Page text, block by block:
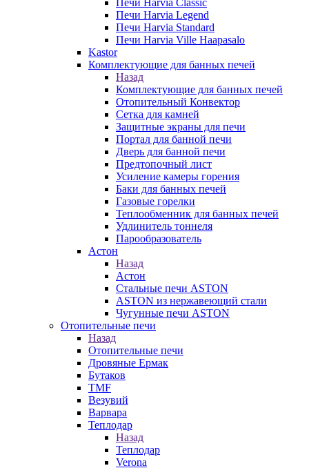
Печи Harvia Classic
Печи Harvia Legend
Печи Harvia Standard
Печи Harvia Ville Haapasalo
Kastor
Комплектующие для банных печей
Назад
Комплектующие для банных печей
Отопительный Конвектор
Сетка для камней
Защитные экраны для печи
Портал для банной печи
Дверь для банной печи
Предтопочный лист
Усиление камеры горения
Баки для банных печей
Газовые горелки
Теплообменник для банных печей
Удлинитель тоннеля
Парообразователь
Астон
Назад
Астон
Стальные печи ASTON
ASTON из нержавеющий стали
Чугунные печи ASTON
Отопительные печи
Назад
Отопительные печи
Дровяные Ермак
Бутаков
TMF
Везувий
Варвара
Теплодар
Назад
Теплодар
Verona